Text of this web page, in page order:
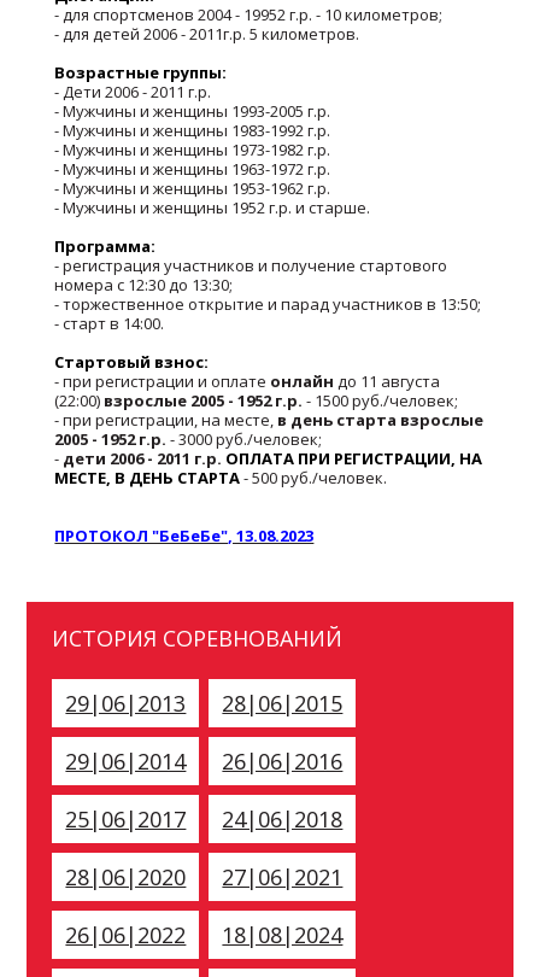
- для спортсменов 2004 - 19952 г.р. - 10 километров;
- для детей 2006 - 2011г.р. 5 километров.
Возрастные группы:
- Дети 2006 - 2011 г.р.
- Мужчины и женщины 1993-2005 г.р.
- Мужчины и женщины 1983-1992 г.р.
- Мужчины и женщины 1973-1982 г.р.
- Мужчины и женщины 1963-1972 г.р.
- Мужчины и женщины 1953-1962 г.р.
- Мужчины и женщины 1952 г.р. и старше.
Программа:
- регистрация участников и получение стартового
номера с 12:30 до 13:30;
- торжественное открытие и парад участников в 13:50;
- старт в 14:00.
Стартовый взнос:
- при регистрации и оплате онлайн до 11 августа
(22:00) взрослые 2005 - 1952 г.р. - 1500 руб./человек;
- при регистрации, на месте, в день старта взрослые
2005 - 1952 г.р. - 3000 руб./человек;
- дети 2006 - 2011 г.р. ОПЛАТА ПРИ РЕГИСТРАЦИИ, НА
МЕСТЕ, В ДЕНЬ СТАРТА- 500 руб./человек.
ПРОТОКОЛ "БеБеБе", 13.08.2023
ИСТОРИЯ СОРЕВНОВАНИЙ
29|06|2013
28|06|2015
29|06|2014
26|06|2016
25|06|2017
24|06|2018
28|06|2020
27|06|2021
26|06|2022
18|08|2024